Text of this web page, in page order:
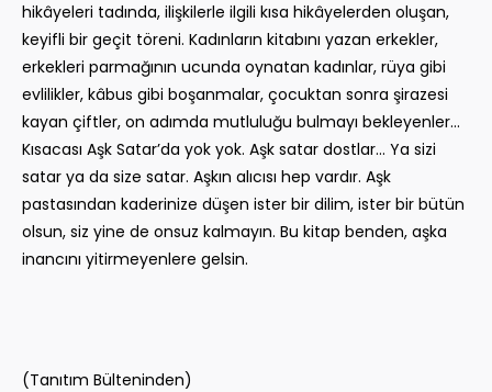
hikâyeleri tadında, ilişkilerle ilgili kısa hikâyelerden oluşan,
keyifli bir geçit töreni. Kadınların kitabını yazan erkekler,
erkekleri parmağının ucunda oynatan kadınlar, rüya gibi
evlilikler, kâbus gibi boşanmalar, çocuktan sonra şirazesi
kayan çiftler, on adımda mutluluğu bulmayı bekleyenler...
Kısacası Aşk Satar’da yok yok. Aşk satar dostlar... Ya sizi
satar ya da size satar. Aşkın alıcısı hep vardır. Aşk
pastasından kaderinize düşen ister bir dilim, ister bir bütün
olsun, siz yine de onsuz kalmayın. Bu kitap benden, aşka
inancını yitirmeyenlere gelsin.
(Tanıtım Bülteninden)